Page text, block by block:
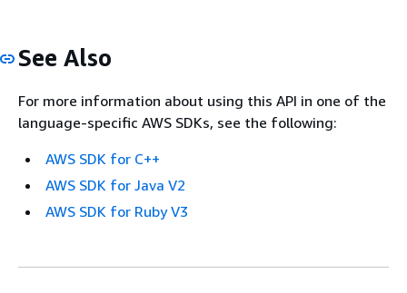
See Also
For more information about using this API in one of the
language-specific AWS SDKs, see the following:
AWS SDK for C++
AWS SDK for Java V2
AWS SDK for Ruby V3